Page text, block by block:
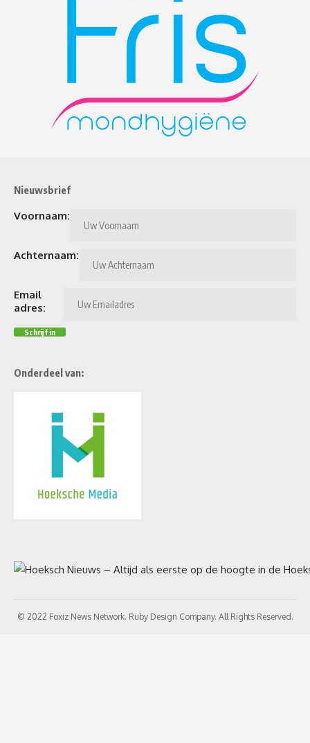
Nieuwsbrief
Voornaam:
Achternaam:
Email
adres:
Onderdeel van:
© 2022 Foxiz News Network. Ruby Design Company. All Rights Reserved.